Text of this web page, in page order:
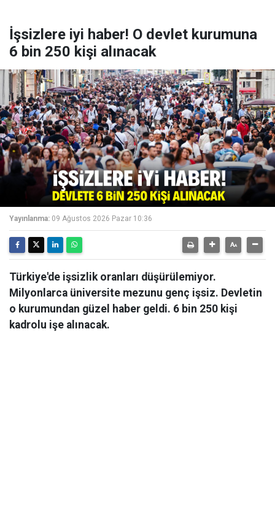
İşsizlere iyi haber! O devlet kurumuna
6 bin 250 kişi alınacak
Yayınlanma: 09 Ağustos 2026 Pazar 10:36
Türkiye'de işsizlik oranları düşürülemiyor.
Milyonlarca üniversite mezunu genç işsiz. Devletin
o kurumundan güzel haber geldi. 6 bin 250 kişi
kadrolu işe alınacak.